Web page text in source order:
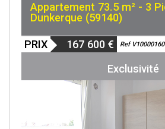
Appartement 73.5 m² - 3
Dunkerque (59140)
PRIX 167 600 € Ref V10000160
Sous Offre
Exclusivité